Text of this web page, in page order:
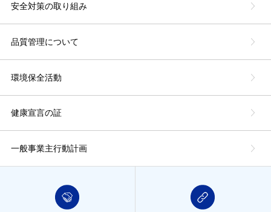
安全対策の取り組み
品質管理について
環境保全活動
健康宣言の証
一般事業主行動計画